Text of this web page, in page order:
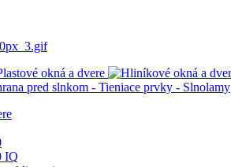
okná a dvere
pred slnkom - Tieniace prvky - Slnolamy
IQ